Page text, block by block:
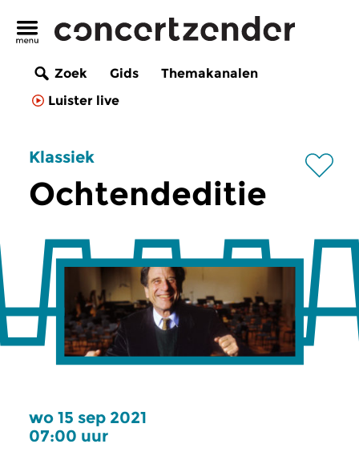
Zoek Gids
Themakanalen
Luister live
Klassiek
Ochtendeditie
wo 15 sep 2021
07:00 uur